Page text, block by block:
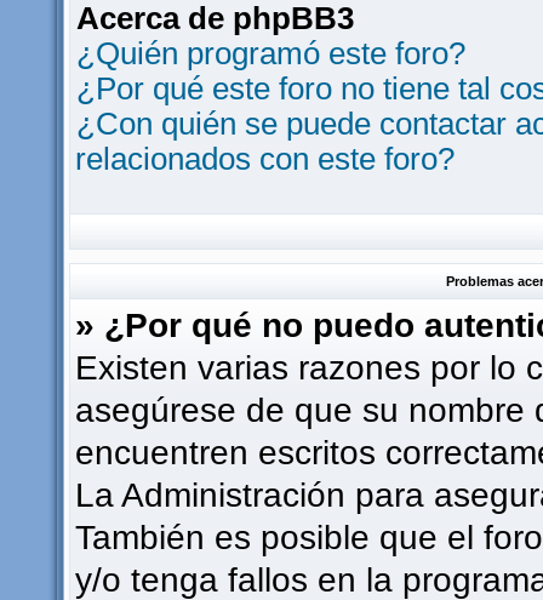
Acerca de phpBB3
¿Quién programó este foro?
¿Por qué este foro no tiene tal
¿Con quién se puede contactar
relacionados con este foro?
Problemas
» ¿Por qué no puedo
Existen varias razones por lo
asegúrese de que su nombre
encuentren escritos
La Administración para
También es posible que el
y/o tenga fallos en la